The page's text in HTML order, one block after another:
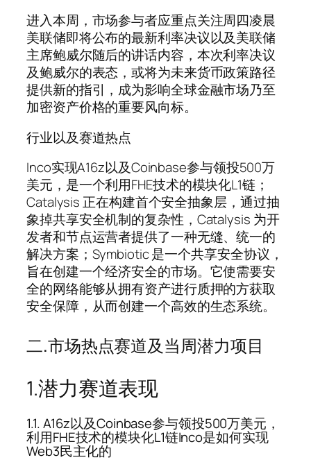
进入本周，市场参与者应重点关注周四凌晨
美联储即将公布的最新利率决议以及美联储
主席鲍威尔随后的讲话内容，本次利率决议
及鲍威尔的表态，或将为未来货币政策路径
提供新的指引，成为影响全球金融市场乃至
加密资产价格的重要风向标。
行业以及赛道热点
Inco实现A16z以及Coinbase参与领投500万
美元，是一个利用FHE技术的模块化L1链；
Catalysis 正在构建首个安全抽象层，通过抽
象掉共享安全机制的复杂性，Catalysis 为开
发者和节点运营者提供了一种无缝、统一的
解决方案；Symbiotic 是一个共享安全协议，
旨在创建一个经济安全的市场。它使需要安
全的网络能够从拥有资产进行质押的方获取
安全保障，从而创建一个高效的生态系统。
二.市场热点赛道及当周潜力项目
1.潜力赛道表现
1.1. A16z以及Coinbase参与领投500万美元，
利用FHE技术的模块化L1链Inco是如何实现
Web3民主化的